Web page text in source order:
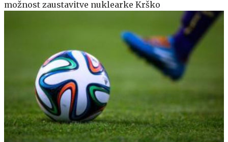
možnost zaustavitve nuklearke Krško